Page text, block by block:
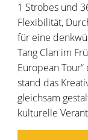
1 Strobes und
Flexibilität,
für eine
Tang Clan im
European
stand das
gleichsam
kulturelle